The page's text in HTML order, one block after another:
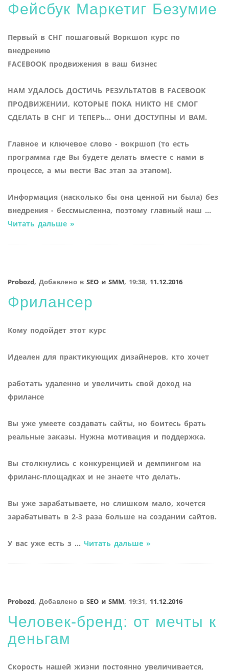
Фейсбук Маркетиг Безумие
Первый в СНГ пошаговый Воркшоп курс по
внедрению
FACEBOOK продвижения в ваш бизнес
НАМ УДАЛОСЬ ДОСТИЧЬ РЕЗУЛЬТАТОВ В FACEBOOK
ПРОДВИЖЕНИИ, КОТОРЫЕ ПОКА НИКТО НЕ СМОГ
СДЕЛАТЬ В СНГ И ТЕПЕРЬ… ОНИ ДОСТУПНЫ И ВАМ.
Главное и ключевое слово - вокршоп (то есть
программа где Вы будете делать вместе с нами в
процессе, а мы вести Вас этап за этапом).
Информация (насколько бы она ценной ни была) без
внедрения - бессмысленна, поэтому главный наш ...
Читать дальше »
Probozd, Добавлено в SEO и SMM, 19:38, 11.12.2016
Фрилансер
Кому подойдет этот курс
Идеален для практикующих дизайнеров, кто хочет
работать удаленно и увеличить свой доход на
фрилансе
Вы уже умеете создавать сайты, но боитесь брать
реальные заказы. Нужна мотивация и поддержка.
Вы столкнулись с конкуренцией и демпингом на
фриланс-площадках и не знаете что делать.
Вы уже зарабатываете, но слишком мало, хочется
зарабатывать в 2-3 раза больше на создании сайтов.
У вас уже есть з ... Читать дальше »
Probozd, Добавлено в SEO и SMM, 19:31, 11.12.2016
Человек-бренд: от мечты к
деньгам
Скорость нашей жизни постоянно увеличивается,